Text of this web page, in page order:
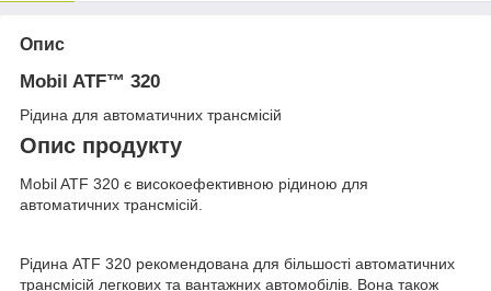
Опис
Mobil ATF™ 320
Рідина для автоматичних трансмісій
Опис продукту
Mobil ATF 320 є високоефективною рідиною для
автоматичних трансмісій.
Рідина ATF 320 рекомендована для більшості автоматичних
трансмісій легкових та вантажних автомобілів. Вона також